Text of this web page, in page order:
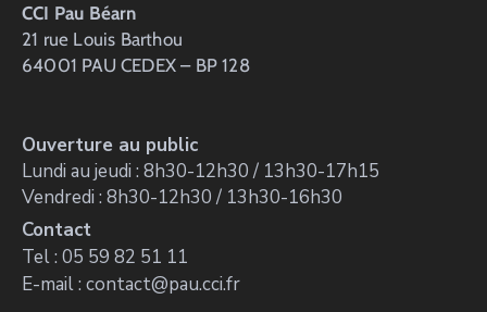
CCI Pau Béarn
21 rue Louis Barthou
64001 PAU CEDEX – BP 128
Ouverture au public
Lundi au jeudi : 8h30-12h30 / 13h30-17h15
Vendredi : 8h30-12h30 / 13h30-16h30
Contact
Tel : 05 59 82 51 11
E-mail : contact@pau.cci.fr